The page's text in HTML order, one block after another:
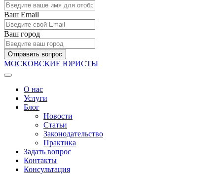
Ваш Email
Ваш город
Отправить вопрос
МОСКОВСКИЕ ЮРИСТЫ
О нас
Услуги
Блог
Новости
Статьи
Законодательство
Практика
Задать вопрос
Контакты
Консультация